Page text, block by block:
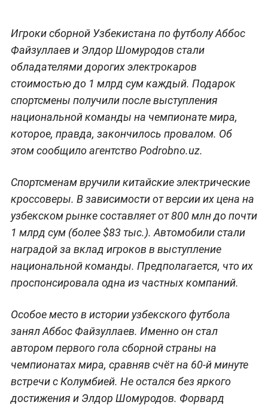
Игроки сборной Узбекистана по футболу Аббос
Файзуллаев и Элдор Шомуродов стали
обладателями дорогих электрокаров
стоимостью до 1 млрд сум каждый. Подарок
спортсмены получили после выступления
национальной команды на чемпионате мира,
которое, правда, закончилось провалом. Об
этом сообщило агентство Podrobno.uz.
Спортсменам вручили китайские электрические
кроссоверы. В зависимости от версии их цена на
узбекском рынке составляет от 800 млн до почти
1 млрд сум (более $83 тыс.). Автомобили стали
наградой за вклад игроков в выступление
национальной команды. Предполагается, что их
проспонсировала одна из частных компаний.
Особое место в истории узбекского футбола
занял Аббос Файзуллаев. Именно он стал
автором первого гола сборной страны на
чемпионатах мира, сравняв счёт на 60-й минуте
встречи с Колумбией. Не остался без яркого
достижения и Элдор Шомуродов. Форвард